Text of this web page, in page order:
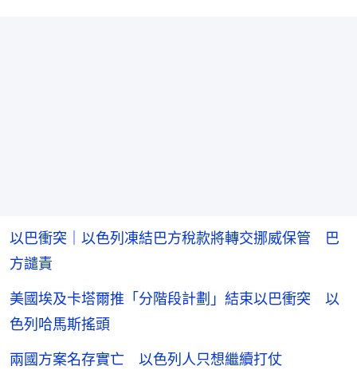
以巴衝突｜以色列凍結巴方稅款將轉交挪威保管 巴
方譴責
美國埃及卡塔爾推「分階段計劃」結束以巴衝突 以
色列哈馬斯搖頭
兩國方案名存實亡 以色列人只想繼續打仗